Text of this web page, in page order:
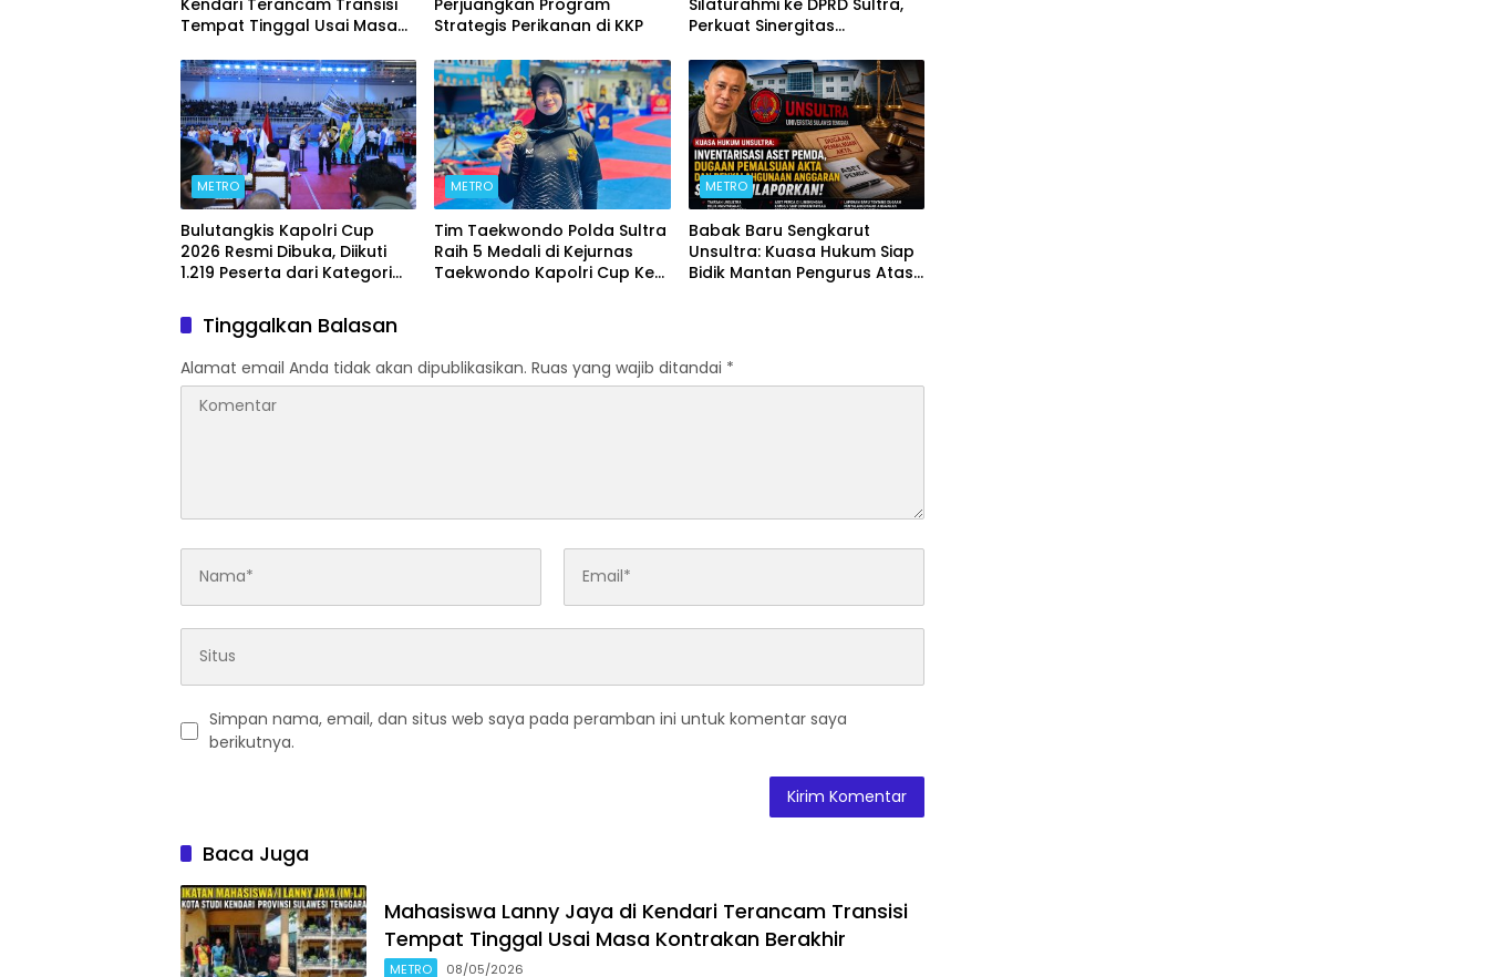
Kendari Terancam Transisi
Tempat Tinggal Usai Masa
Perjuangkan Program
Strategis Perikanan di KKP
Silaturahmi ke DPRD Sultra,
Perkuat Sinergitas
Daerah
METRO
Bulutangkis Kapolri Cup
2026 Resmi Dibuka, Diikuti
1.219 Peserta dari Kategori
METRO
Tim Taekwondo Polda Sultra
Raih 5 Medali di Kejurnas
Taekwondo Kapolri Cup Ke-
METRO
Babak Baru Sengkarut
Unsultra: Kuasa Hukum Siap
Bidik Mantan Pengurus Atas
Tinggalkan Balasan
Alamat email Anda tidak akan dipublikasikan. Ruas yang wajib ditandai *
Simpan nama, email, dan situs web saya pada peramban ini untuk komentar saya
berikutnya.
Baca Juga
Mahasiswa Lanny Jaya di Kendari Terancam Transisi
Tempat Tinggal Usai Masa Kontrakan Berakhir
METRO 08/05/2026